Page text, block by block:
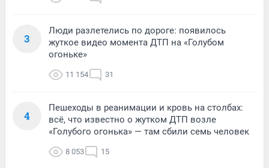
3
Люди разлетелись по дороге: появилось
жуткое видео момента ДТП на «Голубом
огоньке»
11 154 31
4
Пешеходы в реанимации и кровь на столбах:
всё, что известно о жутком ДТП возле
«Голубого огонька» — там сбили семь человек
8 053 15